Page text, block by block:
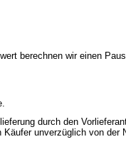
berechnen wir einen
durch den
unverzüglich von der